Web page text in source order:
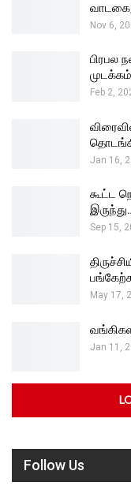
Nov 6,
பிரபல
Feb 2,
Jan 16,
கூட்ட
Sep 15,
May 17,
Jan 11,
Follow Us